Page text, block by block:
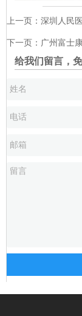
上一页： 深圳人民
下一页： 广州富士
给我们留言，